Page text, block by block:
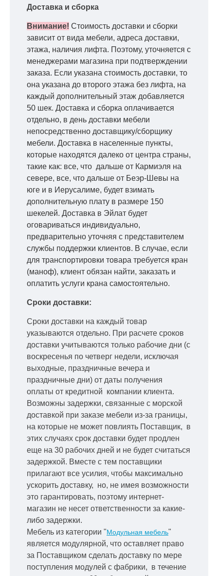
Доставка и сборка
Внимание! Стоимость доставки и сборки
зависит от вида мебели, адреса доставки,
этажа, наличия лифта. Поэтому, уточняется с
менеджерами магазина при подтверждении
заказа. Если указана стоимость доставки, то
она указана до второго этажа без лифта, на
каждый дополнительный этаж добавляется
50 шек. Доставка и сборка оплачивается
отдельно, в день доставки мебели
непосредственно доставщику/сборщику
мебели. Доставка в населенные пункты,
которые находятся далеко от центра страны,
такие как: все, что дальше от Кармиэля на
севере, все, что дальше от Беэр-Шевы на
юге и в Иерусалиме, будет взимать
дополнительную плату в размере 150
шекелей. Доставка в Эйлат будет
оговариваться индивидуально,
предварительно уточняя с представителем
службы поддержки клиентов. В случае, если
для транспортировки товара требуется кран
(маноф), клиент обязан найти, заказать и
оплатить услуги крана самостоятельно.
Сроки доставки:
Сроки доставки на каждый товар
указываются отдельно. При расчете сроков
доставки учитываются только рабочие дни (с
воскресенья по четверг недели, исключая
выходные, праздничные вечера и
праздничные дни) от даты получения
оплаты от кредитной компании клиента.
Возможны задержки, связанные с морской
доставкой при заказе мебели из-за границы,
на которые не может повлиять Поставщик, в
этих случаях срок доставки будет продлен
еще на 30 рабочих дней и не будет считаться
задержкой. Вместе с тем поставщики
прилагают все усилия, чтобы максимально
ускорить доставку, но, не имея возможности
это гарантировать, поэтому интернет-
магазин не несет ответственности за какие-
либо задержки.
Мебель из категории "Модульная мебель"
является модулярной, что оставляет право
за Поставщиком сделать доставку по мере
поступления модулей с фабрики, в течение